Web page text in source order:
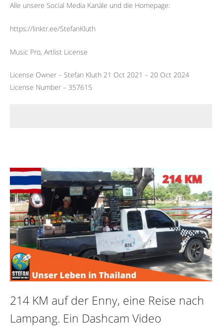
Alle unsere Social Media Kanäle und die Homepage:
https://linktr.ee/StefanKluth
Music Pro, Artlist License
License Owner – Stefan Kluth 21 Oct 2021 – 20 Oct 2024
License Number – 357615
214 KM auf der Enny, eine Reise nach
Lampang. Ein Dashcam Video